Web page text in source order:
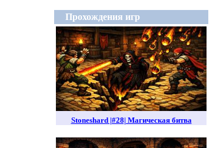
Прохождения игр
Stoneshard |#28| Магическая битва